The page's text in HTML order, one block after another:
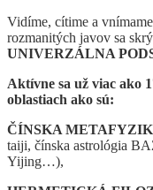
Vidíme, cítime a
rozmanitých javov sa
UNIVERZÁLNA
Aktívne sa už viac ako
oblastiach ako sú:
ČÍNSKA
taiji, čínska astrológia
Yijing…),